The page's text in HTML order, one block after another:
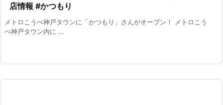
店情報 #かつもり
メトロこうべ神戸タウンに「かつもり」さんがオープン！ メトロこう
べ神戸タウン内に ...